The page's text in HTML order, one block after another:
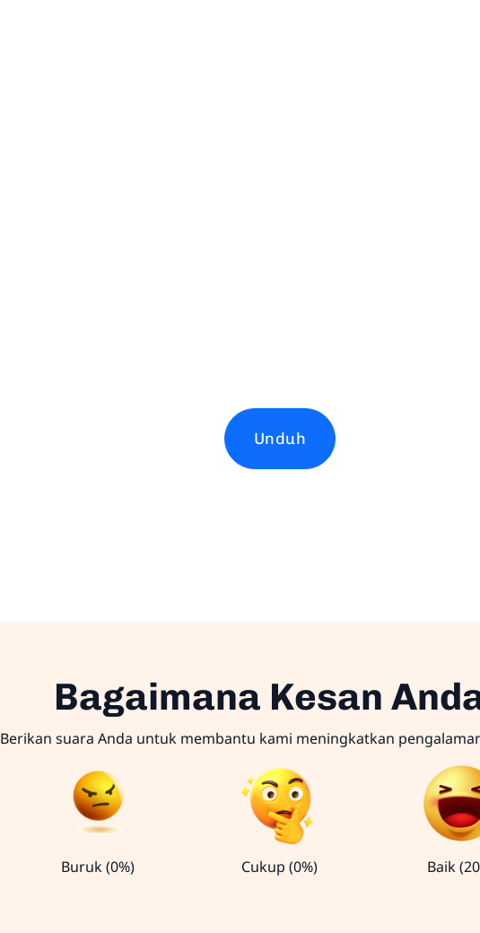
Unduh
Bagaimana Kesan
Berikan suara Anda untuk membantu kami meningkatkan
Buruk (0%) Cukup (0%) Baik